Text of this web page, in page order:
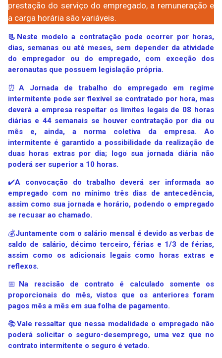
prestação do serviço do empregado, a remuneração e
a carga horária são variáveis.
📃Neste modelo a contratação pode ocorrer por horas,
dias, semanas ou até meses, sem depender da atividade
do empregador ou do empregado, com exceção dos
aeronautas que possuem legislação própria.
⏰A Jornada de trabalho do empregado em regime
intermitente pode ser flexível se contratado por hora, mas
deverá a empresa respeitar os limites legais de 08 horas
diárias e 44 semanais se houver contratação por dia ou
mês e, ainda, a norma coletiva da empresa.
Ao
intermitente é garantido a possibilidade da realização de
duas horas extras por dia; logo sua jornada diária não
poderá ser superior a 10 horas.
✔️A convocação do trabalho deverá ser informada ao
empregado com no mínimo três dias de antecedência,
assim como sua jornada e horário, podendo o empregado
se recusar ao chamado.
💰Juntamente com o salário mensal é devido as verbas de
saldo de salário, décimo terceiro, férias e 1/3 de férias,
assim como os adicionais legais como horas extras e
reflexos.
📅 Na rescisão de contrato é calculado somente os
proporcionais do mês, vistos que os anteriores foram
pagos mês a mês em sua folha de pagamento.
📚Vale ressaltar que nessa modalidade o empregado não
poderá solicitar o seguro-desemprego, uma vez que no
contrato intermitente o seguro é vetado.